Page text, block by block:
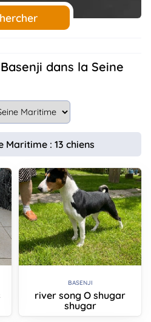
Maritime : 13 chiens
BASENJI
river song O shugar
shugar